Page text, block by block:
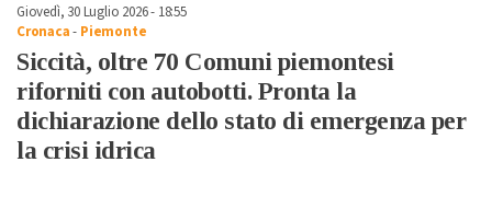
Giovedì, 30 Luglio 2026 - 18:55
Cronaca- Piemonte
Siccità, oltre 70 Comuni piemontesi
riforniti con autobotti. Pronta la
dichiarazione dello stato di emergenza per
la crisi idrica